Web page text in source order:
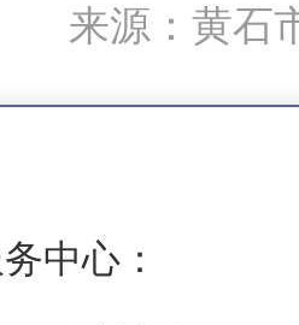
来源：​黄
中心：